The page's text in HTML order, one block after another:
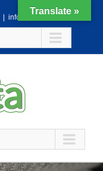
info@lineta.gr
Translate »